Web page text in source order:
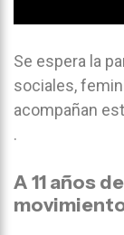
Se espera la
sociales,
acompañan
.
A 11 años